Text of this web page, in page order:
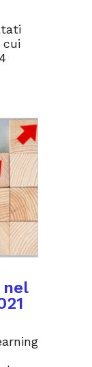
cui
nel